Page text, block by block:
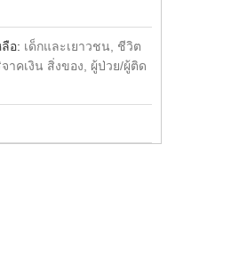
อ: เด็กและเยาวชน, ชีวิต
าคเงิน สิ่งของ, ผู้ป่วย/ผู้ติด